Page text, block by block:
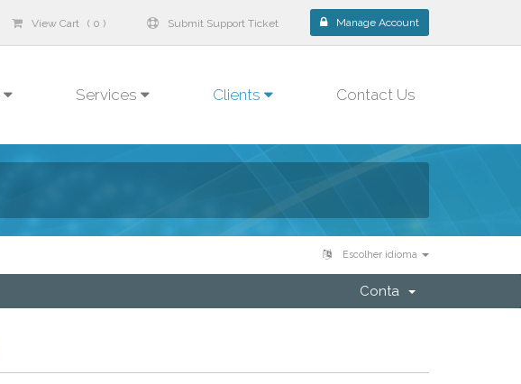
View Cart ( 0 ) Submit Support Ticket Manage Account
Services Clients Contact Us
Escolher idioma
Conta